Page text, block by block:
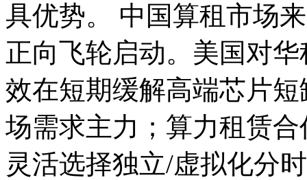
具优势。 中国算租市场
正向飞轮启动。美国对
效在短期缓解高端芯片
场需求主力；算力租赁
灵活选择独立/虚拟化分